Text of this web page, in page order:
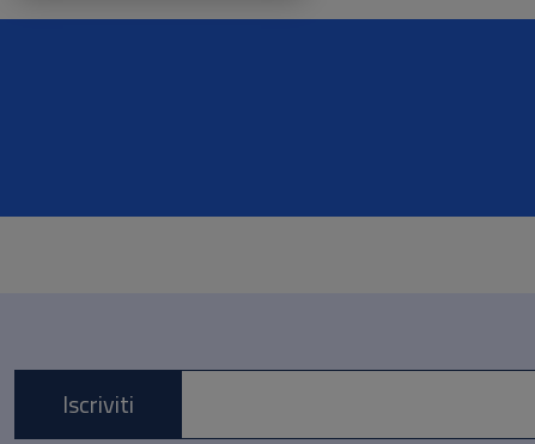
E-mail *
Iscriviti